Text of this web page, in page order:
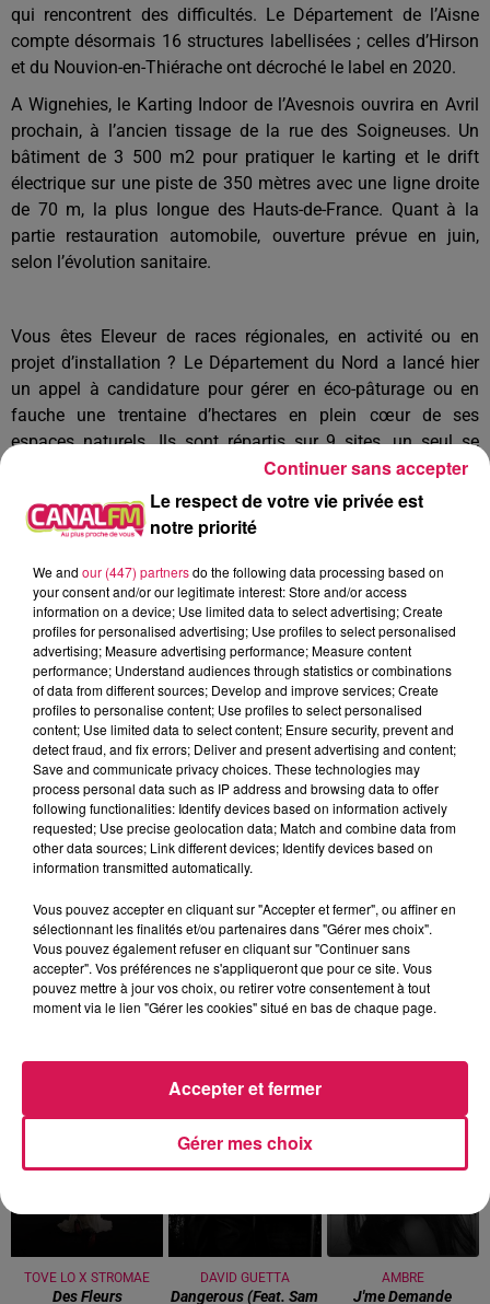
qui rencontrent des difficultés. Le Département de l’Aisne
compte désormais 16 structures labellisées ; celles d’Hirson
et du Nouvion-en-Thiérache ont décroché le label en 2020.
A Wignehies, le Karting Indoor de l’Avesnois ouvrira en Avril
prochain, à l’ancien tissage de la rue des Soigneuses. Un
bâtiment de 3 500 m2 pour pratiquer le karting et le drift
électrique sur une piste de 350 mètres avec une ligne droite
de 70 m, la plus longue des Hauts-de-France. Quant à la
partie restauration automobile, ouverture prévue en juin,
selon l’évolution sanitaire.
Vous êtes Eleveur de races régionales, en activité ou en
projet d’installation ? Le Département du Nord a lancé hier
un appel à candidature pour gérer en éco-pâturage ou en
fauche une trentaine d’hectares en plein cœur de ses
espaces naturels. Ils sont répartis sur 9 sites, un seul se
trouve en Sambre Avesnois, c’est la prairie des Grigneaux à
Eppe-Sauvage, dans le Sud Avesnois. Vous êtes intéressé ?
Alors déposez votre candidature avant le 10 février sur le site
Dufrenois, 03 59 73 02 89 / claire.dufrenois@lenord.fr).
À L'ANTENNE
9h00 - 13h00
la ligne des auditeurs
TOVE LO X STROMAE
Des Fleurs
12h36
12h36
DAVID GUETTA
Dangerous (feat. Sam
AMBRE
J'me Demande
Le respect de votre vie privée est
notre priorité
We and our (447) partnersdo the following data processing based on
your consent and/or our legitimate interest: Store and/or access
information on a device; Use limited data to select advertising; Create
profiles for personalised advertising; Use profiles to select personalised
advertising; Measure advertising performance; Measure content
performance; Understand audiences through statistics or combinations
of data from different sources; Develop and improve services; Create
profiles to personalise content; Use profiles to select personalised
content; Use limited data to select content; Ensure security, prevent and
detect fraud, and fix errors; Deliver and present advertising and content;
Save and communicate privacy choices. These technologies may
process personal data such as IP address and browsing data to offer
following functionalities: Identify devices based on information actively
requested; Use precise geolocation data; Match and combine data from
other data sources; Link different devices; Identify devices based on
information transmitted automatically.
Vous pouvez accepter en cliquant sur "Accepter et fermer", ou affiner en
sélectionnant les finalités et/ou partenaires dans "Gérer mes choix".
Vous pouvez également refuser en cliquant sur "Continuer sans
accepter". Vos préférences ne s'appliqueront que pour ce site. Vous
pouvez mettre à jour vos choix, ou retirer votre consentement à tout
moment via le lien "Gérer les cookies" situé en bas de chaque page.
Gérer mes choix
Accepter et fermer
Continuer sans accepter